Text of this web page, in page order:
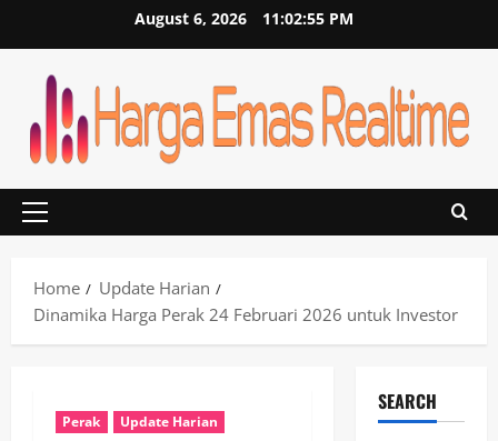
August 6, 2026 11:02:55 PM
Primary
Home
Update Harian
Dinamika Harga Perak 24 Februari 2026 untuk Investor
Perak Update Harian
SEARCH